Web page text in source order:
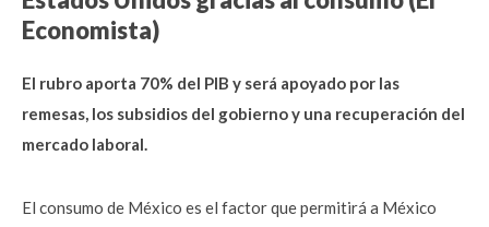
Economista)
El rubro aporta 70% del PIB y será apoyado por las
remesas, los subsidios del gobierno y una recuperación del
mercado laboral.
El consumo de México es el factor que permitirá a México